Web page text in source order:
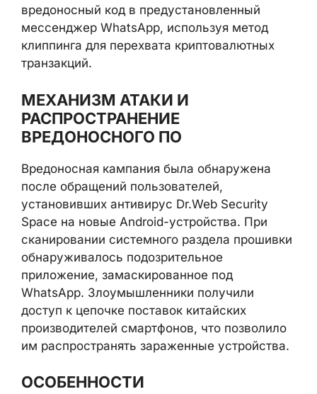
вредоносный код в предустановленный
мессенджер WhatsApp, используя метод
клиппинга для перехвата криптовалютных
транзакций.
МЕХАНИЗМ АТАКИ И
РАСПРОСТРАНЕНИЕ
ВРЕДОНОСНОГО ПО
Вредоносная кампания была обнаружена
после обращений пользователей,
установивших антивирус Dr.Web Security
Space на новые Android-устройства. При
сканировании системного раздела прошивки
обнаруживалось подозрительное
приложение, замаскированное под
WhatsApp. Злоумышленники получили
доступ к цепочке поставок китайских
производителей смартфонов, что позволило
им распространять зараженные устройства.
ОСОБЕННОСТИ